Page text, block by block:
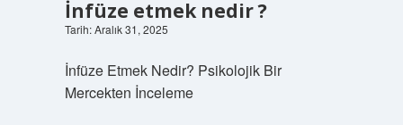
İnfüze etmek nedir ?
Tarih: Aralık 31, 2025
İnfüze Etmek Nedir? Psikolojik Bir
Mercekten İnceleme